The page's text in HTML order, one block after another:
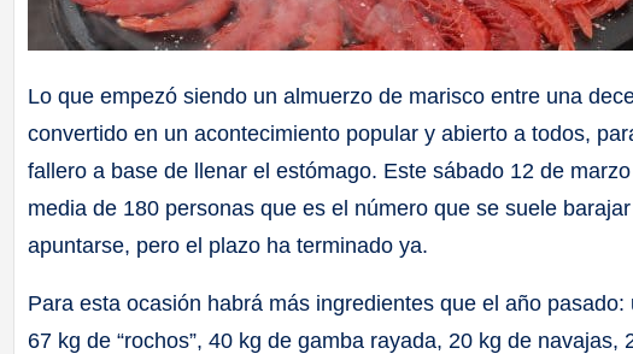
Lo que empezó siendo un almuerzo de marisco entre una
convertido en un acontecimiento popular y abierto a todos,
fallero a base de llenar el estómago. Este sábado 12 de
media de 180 personas que es el número que se suele
apuntarse, pero el plazo ha terminado ya.
Para esta ocasión habrá más ingredientes que el año
67 kg de “rochos”, 40 kg de gamba rayada, 20 kg de